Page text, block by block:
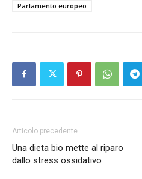
Parlamento europeo
Articolo precedente
Una dieta bio mette al riparo
dallo stress ossidativo